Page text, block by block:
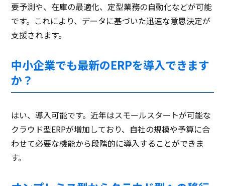
要予測や、在庫の最適化、定型業務の自動化などが可能
です。これにより、データに基づいた迅速な意思決定が
支援されます。
中小企業でも最新のERPを導入できます
か？
はい、導入可能です。近年はスモールスタートが可能な
クラウド型ERPが増加しており、自社の規模や予算に合
わせて必要な機能から段階的に導入することができま
す。